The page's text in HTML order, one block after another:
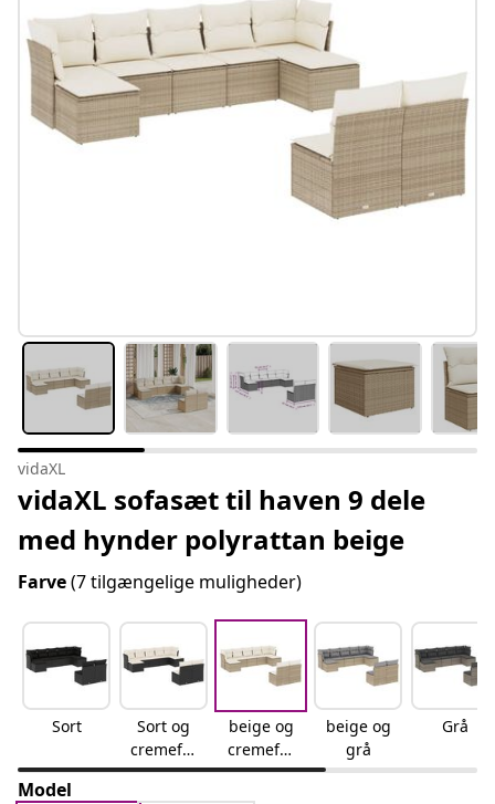
#sharemevidaxl
vidaXL
vidaXL sofasæt til haven 9 dele
med hynder polyrattan beige
Farve(7 tilgængelige muligheder)
Sort
Sort og
cremefar
vet
beige og
cremefar
vet
beige og
grå
Grå
Model